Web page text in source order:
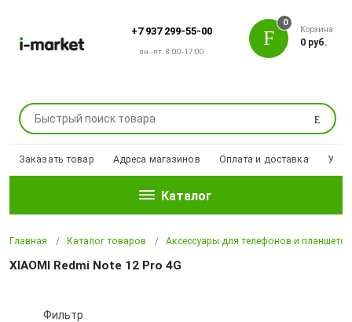
+7 937 299-55-00
пн.-пт. 8:00-17:00
Поиск
0
Корзина
0 руб.
Заказать товар Адреса магазинов Оплата и доставка
Каталог
Главная Каталог товаров Аксессуары для телефонов и планшетов
XIAOMI Redmi Note 12 Pro 4G
Фильтр